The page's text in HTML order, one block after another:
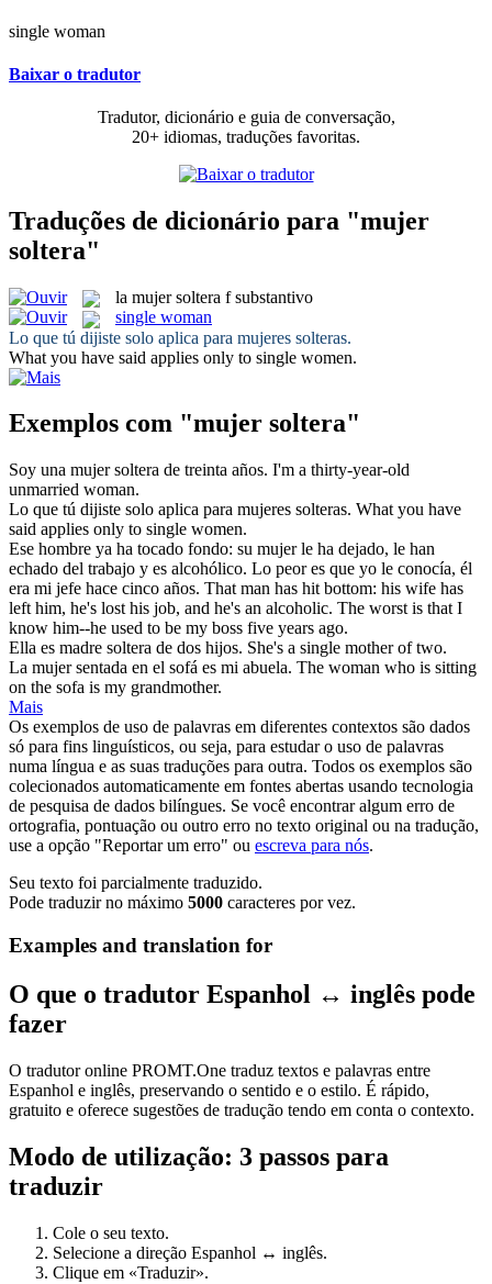
single woman
Baixar o tradutor
Tradutor, dicionário e guia de conversação,
20+ idiomas, traduções favoritas.
Traduções de dicionário para "mujer
soltera"
la mujer soltera f substantivo
single woman
Lo que tú dijiste solo aplica para mujeres solteras.
What you have said applies only to single women.
Exemplos com "mujer soltera"
Soy una mujer soltera de treinta años. I'm a thirty-year-old
unmarried woman.
Lo que tú dijiste solo aplica para mujeres solteras. What you have
said applies only to single women.
Ese hombre ya ha tocado fondo: su mujerle ha dejado, le han
echado del trabajo y es alcohólico. Lo peor es que yo le conocía, él
era mi jefe hace cinco años. That man has hit bottom: his wife has
left him, he's lost his job, and he's an alcoholic. The worst is that I
know him--he used to be my boss five years ago.
Ella es madre soltera de dos hijos. She's a single mother of two.
La mujersentada en el sofá es mi abuela. The woman who is sitting
on the sofa is my grandmother.
Mais
Os exemplos de uso de palavras em diferentes contextos são dados
só para fins linguísticos, ou seja, para estudar o uso de palavras
numa língua e as suas traduções para outra. Todos os exemplos são
colecionados automaticamente em fontes abertas usando tecnologia
de pesquisa de dados bilíngues. Se você encontrar algum erro de
ortografia, pontuação ou outro erro no texto original ou na tradução,
use a opção "Reportar um erro" ou escreva para nós.
Seu texto foi parcialmente traduzido.
Pode traduzir no máximo 5000 caracteres por vez.
Examples and translation for
O que o tradutor Espanhol ↔ inglês pode
fazer
O tradutor online PROMT.One traduz textos e palavras entre
Espanhol e inglês, preservando o sentido e o estilo. É rápido,
gratuito e oferece sugestões de tradução tendo em conta o contexto.
Modo de utilização: 3 passos para
traduzir
Cole o seu texto.
Selecione a direção Espanhol ↔ inglês.
Clique em «Traduzir».